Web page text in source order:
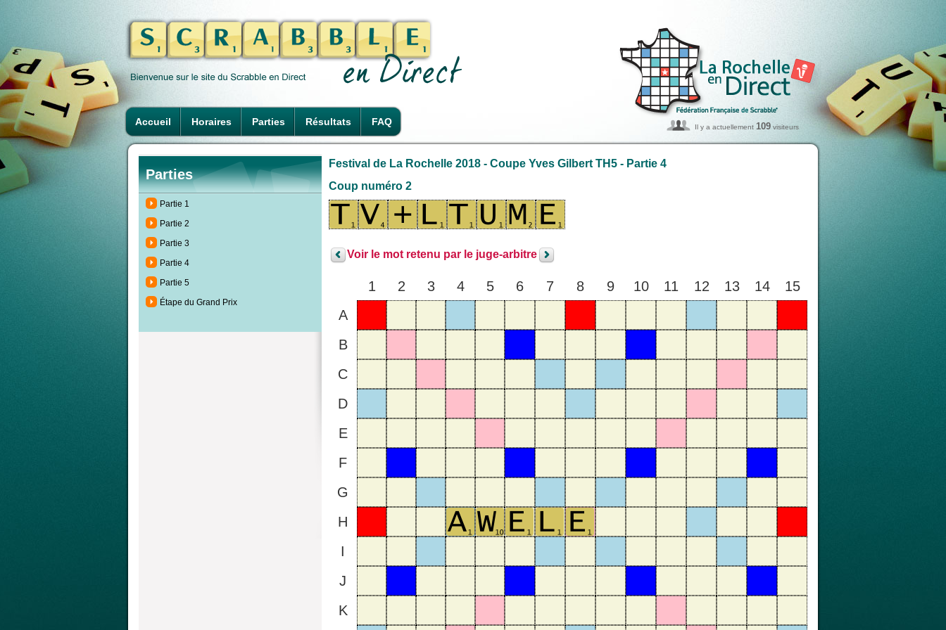
Accueil Horaires Parties Résultats FAQ Il y a actuellement 109 visiteurs
Parties
Partie 1
Partie 2
Partie 3
Partie 4
Partie 5
Étape du Grand Prix
Festival de La Rochelle 2018 - Coupe Yves Gilbert TH5 - Partie 4
Coup numéro 2
Voir le mot retenu par le juge-arbitre
1 2 3 4 5 6 7 8 9 10 11 12 13 14
15
A
B
C
D
E
F
G
H
I
J
K